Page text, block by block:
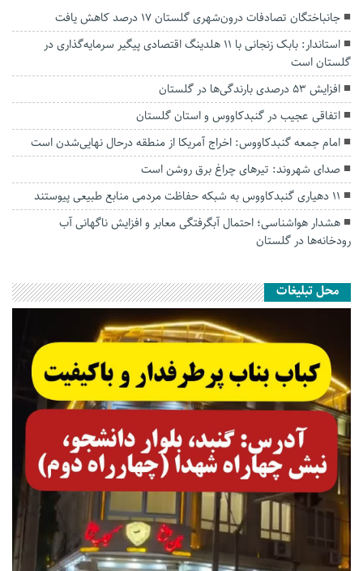
جانباختگان تصادفات درون‌شهری گلستان ۱۷ درصد کاهش یافت
استاندار: بابک زنجانی با ۱۱ هلدینگ اقتصادی پیگیر سرمایه‌گذاری در
گلستان است
افزایش ۵۳ درصدی بارندگی‌ها در گلستان
اتفاقی عجیب در‌ گنبدکاووس و استان گلستان
امام جمعه گنبدکاووس: اخراج آمریکا از منطقه درحال نهایی‌شدن است
صدای شهروند: تیرهای چراغ برق روشن است
۱۱ دهیاری گنبدکاووس به شبکه حفاظت مردمی منابع طبیعی پیوستند
هشدار هواشناسی؛ احتمال آبگرفتگی معابر و افزایش ناگهانی آب
رودخانه‌ها در گلستان
محل تبلیغات